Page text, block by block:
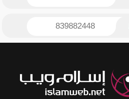
839882448